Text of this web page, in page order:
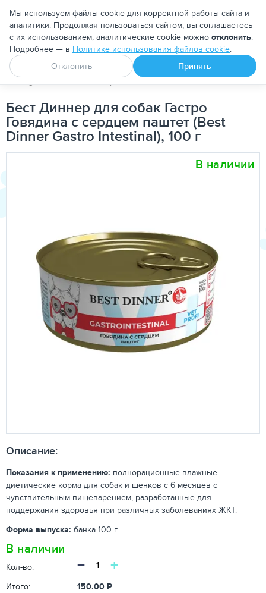
Москва
Апоквел Ветмедин От блох и клещей
PetDog Собакам Корма для собак Лечебно-
Бест Диннер для собак Гастро
Говядина с сердцем паштет (Best
Dinner Gastro Intestinal), 100 г
В наличии
Описание:
Показания к применению: полнорационные влажные
диетические корма для собак и щенков с 6 месяцев с
чувствительным пищеварением, разработанные для
поддержания здоровья при различных заболеваниях ЖКТ.
Форма выпуска: банка 100 г.
В наличии
Кол-во: − +
Итого: 150.00 ₽
Мы используем файлы cookie для корректной работы сайта и
аналитики. Продолжая пользоваться сайтом, вы соглашаетесь
с их использованием; аналитические cookie можно отклонить.
Подробнее — в Политике использования файлов cookie.
Отклонить
Принять